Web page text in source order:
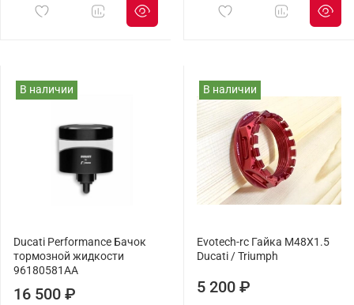
В наличии
Ducati Performance Бачок
тормозной жидкости
96180581AA
16 500 ₽
В наличии
Evotech-rc Гайка M48X1.5
Ducati / Triumph
5 200 ₽